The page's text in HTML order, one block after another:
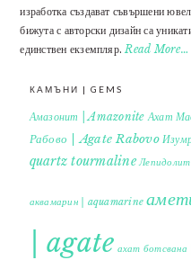
изработка създават съвършени
бижута с авторски дизайн са
единствен екземпляр.Read More…
КАМЪНИ | GEMS
Амазонит | Amazonite Ахат
Рабово | Agate Rabovo
quartz tourmaline
аквамарин | aquamarine
| agate ахат